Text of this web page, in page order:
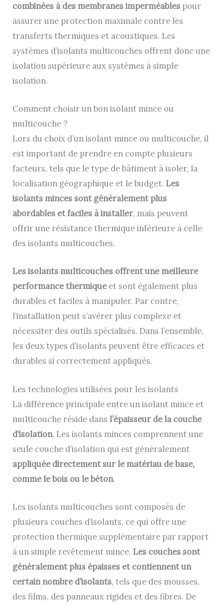
combinées à des membranes imperméables pour
assurer une protection maximale contre les
transferts thermiques et acoustiques. Les
systèmes d’isolants multicouches offrent donc une
isolation supérieure aux systèmes à simple
isolation.
Comment choisir un bon isolant mince ou
multicouche ?
Lors du choix d’un isolant mince ou multicouche, il
est important de prendre en compte plusieurs
facteurs, tels que le type de bâtiment à isoler, la
localisation géographique et le budget. Les
isolants minces sont généralement plus
abordables et faciles à installer, mais peuvent
offrir une résistance thermique inférieure à celle
des isolants multicouches.
Les isolants multicouches offrent une meilleure
performance thermiqueet sont également plus
durables et faciles à manipuler. Par contre,
l’installation peut s’avérer plus complexe et
nécessiter des outils spécialisés. Dans l’ensemble,
les deux types d’isolants peuvent être efficaces et
durables si correctement appliqués.
Les technologies utilisées pour les isolants
La différence principale entre un isolant mince et
multicouche réside dans l’épaisseur de la couche
d’isolation. Les isolants minces comprennent une
seule couche d’isolation qui est généralement
appliquée directement sur le matériau de base,
comme le bois ou le béton.
Les isolants multicouches sont composés de
plusieurs couches d’isolants, ce qui offre une
protection thermique supplémentaire par rapport
à un simple revêtement mince. Les couches sont
généralement plus épaisses et contiennent un
certain nombre d’isolants, tels que des mousses,
des films, des panneaux rigides et des fibres. De